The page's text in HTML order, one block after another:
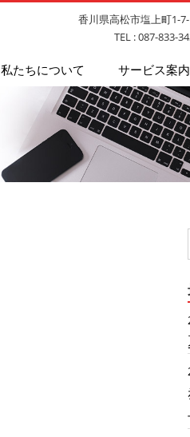
私たちについて サービス案内
香川県高松市塩上町1-
TEL : 087-833-